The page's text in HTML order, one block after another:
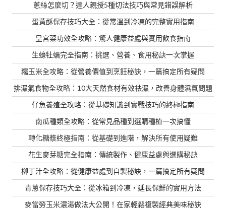
蔥絲怎麼切？達人親授5種切法技巧與常見錯誤解析
蛋黃酥保存技巧大全：從常溫到冷凍的完整實用指南
皇宮菜功效全攻略：驚人健康益處與實用飲食指南
生蠔牡蠣完全指南：挑選、營養、食用秘訣一次掌握
糯玉米全攻略：從營養價值到烹飪秘訣，一篇搞定所有疑問
排濕氣食物全攻略：10大天然食材有效祛濕，改善身體濕氣問題
仔魚養殖全攻略：從基礎知識到實戰技巧的終極指南
南瓜種類全攻略：從常見品種到選購種植一次搞懂
轉化糖漿終極指南：從基礎到進階，解決所有使用疑難
花生麥芽糖完全指南：傳統製作、健康益處與選購秘訣
柳丁汁全攻略：從健康益處到自製秘訣，一篇搞定所有疑問
青蔥保存技巧大全：從冰箱到冷凍，延長保鮮的實用方法
麥當勞玉米濃湯做法大公開！在家輕鬆複製經典美味秘訣